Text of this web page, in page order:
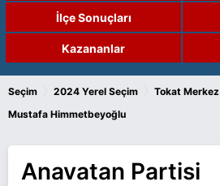
İlçe Sonuçları
Kazananlar
Seçim 2024 Yerel Seçim Tokat Merkez
Mustafa Himmetbeyoğlu
Anavatan Partisi